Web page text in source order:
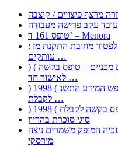
טופס 161 ד’ – Menora
: בקשה לפטור מחובת התקנת מז;quot&ח 3 טופס מספר ים ב
עותקים …
) ( פעמי להקלטת יצירות על מוצרים מכניים – טופס בקשה
לאישור חד …
) 1998 ( לפי חוק חופש המידע התשנ;quot&ח – טופס בקשה
לקבלת …
סוגי סוכרת בהריון
המופק משמרים ניצה
מירסקי